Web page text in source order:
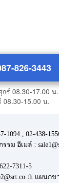
826-3443
ร์ 08.30-17.00 น.
08.30-15.00 น.
1094 , 02-438-
ม อีเมล์ :
7311-5
แผนกข